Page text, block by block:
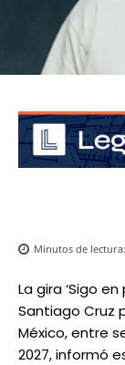
Minutos de lectura:
La gira ‘Sigo
Santiago Cruz
México, entre
2027, informó